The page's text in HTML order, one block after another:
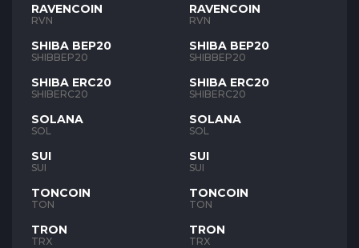
RAVENCOIN
RVN
SHIBA BEP20
SHIBBEP20
SHIBA ERC20
SHIBERC20
SOLANA
SOL
SUI
SUI
TONCOIN
TON
TRON
TRX
RAVENCOIN
RVN
SHIBA BEP20
SHIBBEP20
SHIBA ERC20
SHIBERC20
SOLANA
SOL
SUI
SUI
TONCOIN
TON
TRON
TRX